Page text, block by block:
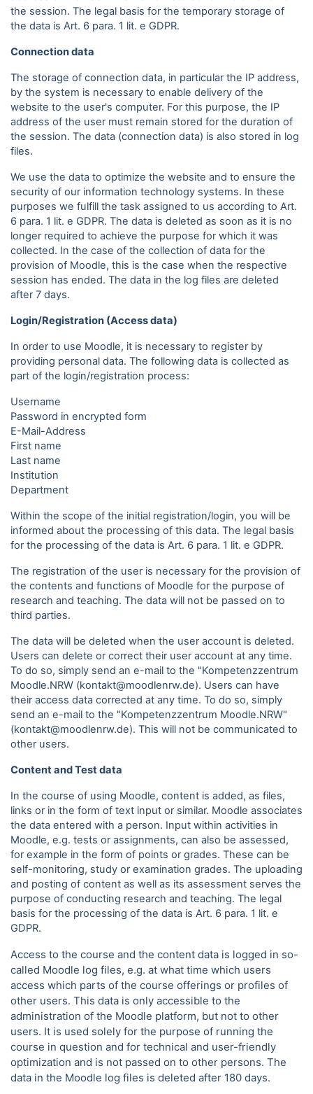
the session. The legal basis for the temporary storage of
the data is Art. 6 para. 1 lit. e GDPR.
Connection data
The storage of connection data, in particular the IP address,
by the system is necessary to enable delivery of the
website to the user's computer. For this purpose, the IP
address of the user must remain stored for the duration of
the session. The data (connection data) is also stored in log
files.
We use the data to optimize the website and to ensure the
security of our information technology systems. In these
purposes we fulfill the task assigned to us according to Art.
6 para. 1 lit. e GDPR. The data is deleted as soon as it is no
longer required to achieve the purpose for which it was
collected. In the case of the collection of data for the
provision of Moodle, this is the case when the respective
session has ended. The data in the log files are deleted
after 7 days.
Login/Registration (Access data)
In order to use Moodle, it is necessary to register by
providing personal data. The following data is collected as
part of the login/registration process:
Username
Password in encrypted form
E-Mail-Address
First name
Last name
Institution
Department
Within the scope of the initial registration/login, you will be
informed about the processing of this data. The legal basis
for the processing of the data is Art. 6 para. 1 lit. e GDPR.
The registration of the user is necessary for the provision of
the contents and functions of Moodle for the purpose of
research and teaching. The data will not be passed on to
third parties.
The data will be deleted when the user account is deleted.
Users can delete or correct their user account at any time.
To do so, simply send an e-mail to the "Kompetenzzentrum
Moodle.NRW (kontakt@moodlenrw.de). Users can have
their access data corrected at any time. To do so, simply
send an e-mail to the "Kompetenzzentrum Moodle.NRW"
(kontakt@moodlenrw.de). This will not be communicated to
other users.
Content and Test data
In the course of using Moodle, content is added, as files,
links or in the form of text input or similar. Moodle associates
the data entered with a person. Input within activities in
Moodle, e.g. tests or assignments, can also be assessed,
for example in the form of points or grades. These can be
self-monitoring, study or examination grades. The uploading
and posting of content as well as its assessment serves the
purpose of conducting research and teaching. The legal
basis for the processing of the data is Art. 6 para. 1 lit. e
GDPR.
Access to the course and the content data is logged in so-
called Moodle log files, e.g. at what time which users
access which parts of the course offerings or profiles of
other users. This data is only accessible to the
administration of the Moodle platform, but not to other
users. It is used solely for the purpose of running the
course in question and for technical and user-friendly
optimization and is not passed on to other persons. The
data in the Moodle log files is deleted after 180 days.